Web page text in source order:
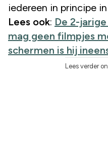
iedereen in principe
Lees ook: De 2-
mag geen filmpjes
schermen is hij
Lees verder